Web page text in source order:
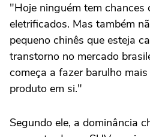
"Hoje ninguém tem chances
eletrificados. Mas também
pequeno chinês que esteja
transtorno no mercado
começa a fazer barulho
produto em si."
Segundo ele, a dominância